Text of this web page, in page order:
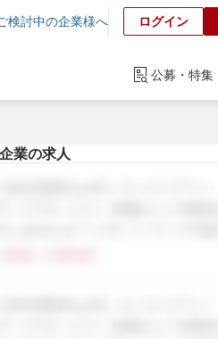
検討中の企業様へ ログイン
公募・特集
業の求人